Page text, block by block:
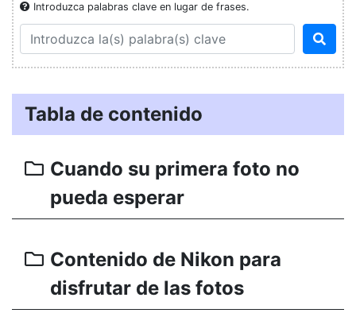
Introduzca palabras clave en lugar de frases.
Tabla de contenido
Cuando su primera foto no
pueda esperar
Contenido de Nikon para
disfrutar de las fotos